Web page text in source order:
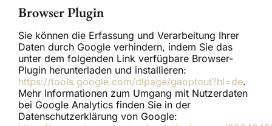
Browser Plugin
Sie können die Erfassung und Verarbeitung Ihrer
Daten durch Google verhindern, indem Sie das
unter dem folgenden Link verfügbare Browser-
Plugin herunterladen und installieren:
https://tools.google.com/dlpage/gaoptout?hl=de.
Mehr Informationen zum Umgang mit Nutzerdaten
bei Google Analytics finden Sie in der
Datenschutzerklärung von Google: